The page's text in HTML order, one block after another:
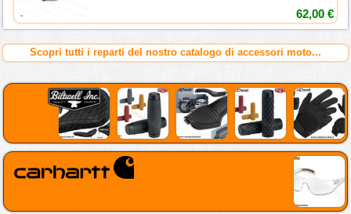
62,00 €
Scopri tutti i reparti del nostro catalogo di accessori moto...